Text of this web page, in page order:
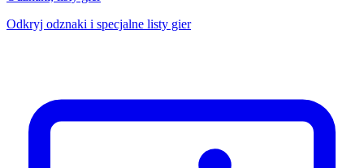
Odkryj odznaki i specjalne listy gier